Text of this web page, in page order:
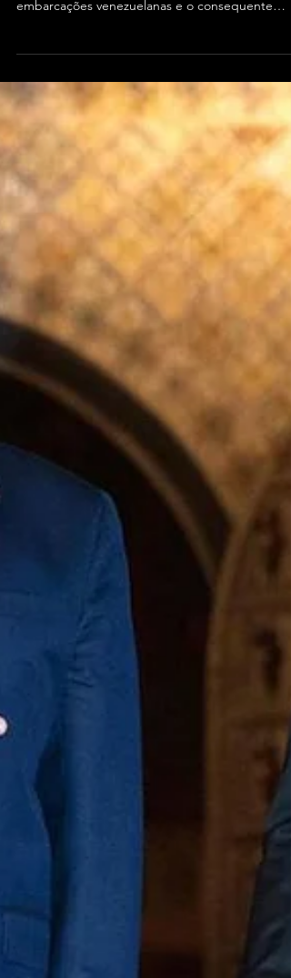
Os meses de pirataria no Caribe, que viram as
a perseguição e apreensão de petroleiros,
provaram nas últimas 48 horas ser apenas um
prelúdio para uma tentativa criminosa do
Trump de alcançar uma mudança de regime.
Longe de ser um “ataque cirúrgico”, bombas
foram lançadas sobre alvos que incluíam um